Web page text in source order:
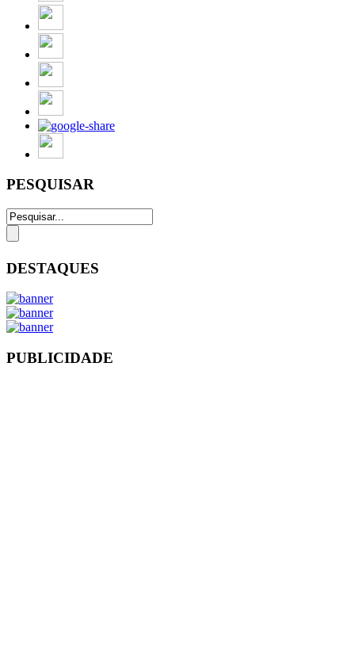
PESQUISAR
DESTAQUES
PUBLICIDADE